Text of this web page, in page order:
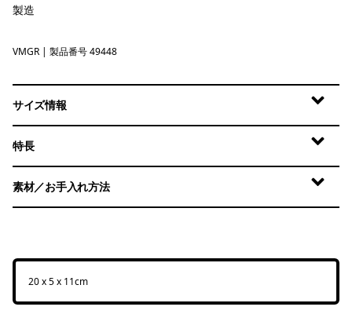
製造
Vellum Green
VMGR | 製品番号 49448
サイズ情報
特長
素材／お手入れ方法
20 x 5 x 11cm